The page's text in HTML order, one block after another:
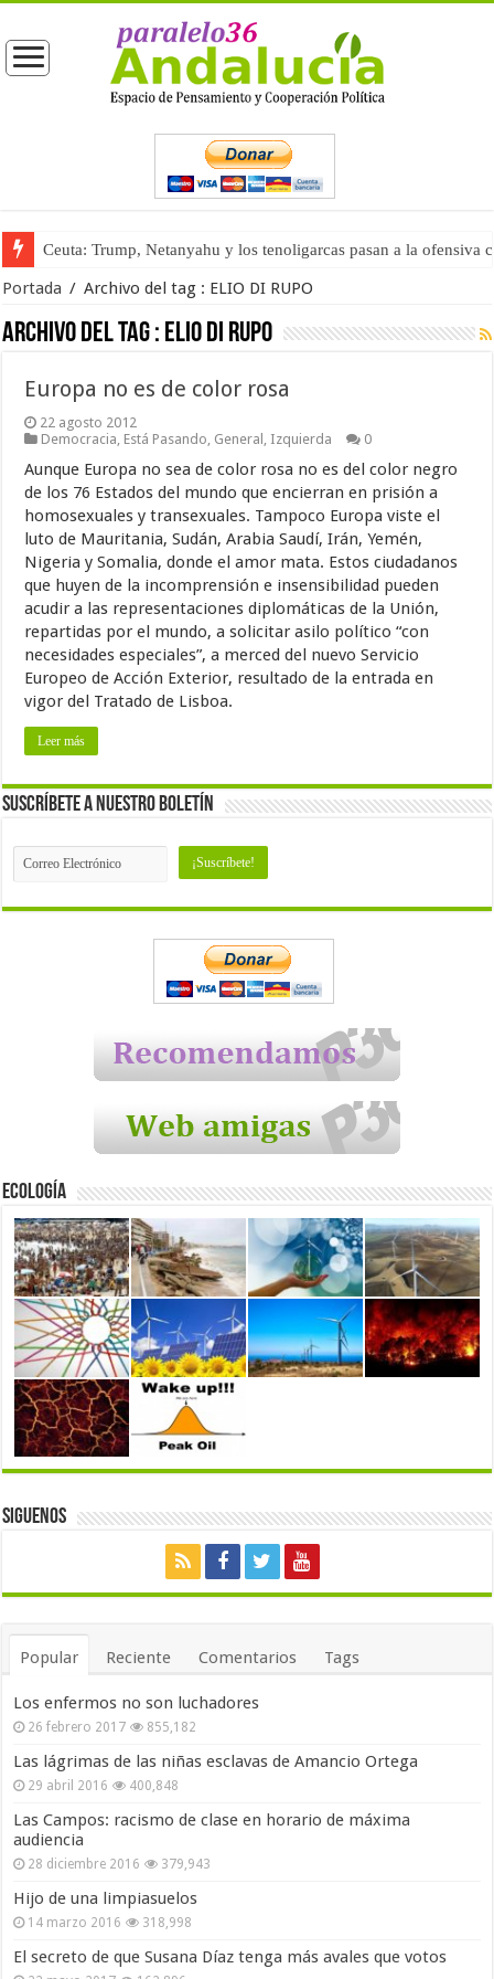
Ceuta: Trump, Netanyahu y los tenoligarcas pasan a la ofensiva
Portada / Archivo del tag : ELIO DI RUPO
Archivo del tag : ELIO DI RUPO
Europa no es de color rosa
22 agosto 2012
Democracia, Está Pasando, General , Izquierda 0
Aunque Europa no sea de color rosa no es del color negro
de los 76 Estados del mundo que encierran en prisión a
homosexuales y transexuales. Tampoco Europa viste el
luto de Mauritania, Sudán, Arabia Saudí, Irán, Yemén,
Nigeria y Somalia, donde el amor mata. Estos ciudadanos
que huyen de la incomprensión e insensibilidad pueden
acudir a las representaciones diplomáticas de la Unión,
repartidas por el mundo, a solicitar asilo político “con
necesidades especiales”, a merced del nuevo Servicio
Europeo de Acción Exterior, resultado de la entrada en
vigor del Tratado de Lisboa.
Leer más
Suscríbete a nuestro Boletín
Ecología
Siguenos
Popular Reciente Comentarios Tags
Los enfermos no son luchadores
26 febrero 2017 855,182
Las lágrimas de las niñas esclavas de Amancio Ortega
29 abril 2016 400,848
Las Campos: racismo de clase en horario de máxima
audiencia
28 diciembre 2016 379,943
Hijo de una limpiasuelos
14 marzo 2016 318,998
El secreto de que Susana Díaz tenga más avales que votos